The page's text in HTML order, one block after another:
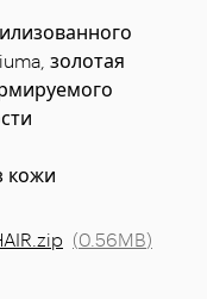
золотая
кожи
(0.56MB)